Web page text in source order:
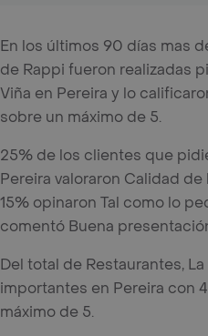
En los últimos 90 días mas
de Rappi fueron realizadas
Viña en Pereira y lo
sobre un máximo de 5.
25% de los clientes que
Pereira valoraron Calidad
15% opinaron Tal como lo
comentó Buena
Del total de Restaurantes,
importantes en Pereira con
máximo de 5.